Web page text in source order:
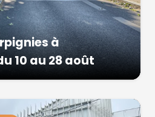
à
10 au 28 août